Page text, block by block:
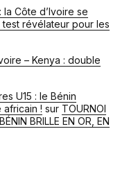
la Côte d’Ivoire se
révélateur pour les
– Kenya : double
U15 : le Bénin
! sur TOURNOI
BRILLE EN OR, EN